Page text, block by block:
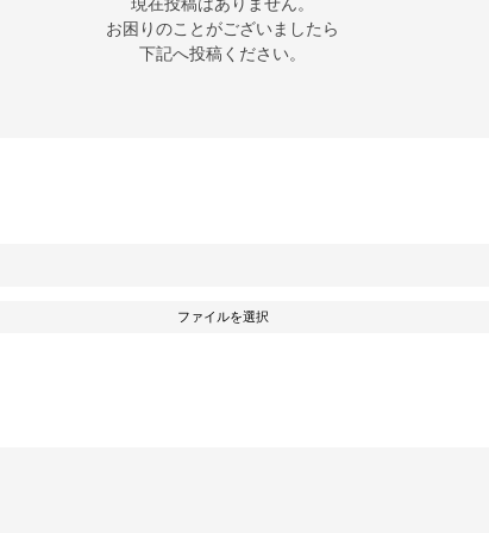
お困りのことがございましたら
下記へ投稿ください。
ファイルを選択